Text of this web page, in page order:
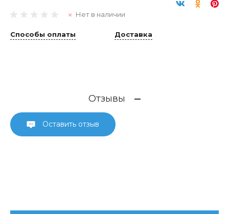
Нет в наличии
Способы оплаты Доставка
Отзывы
Оставить отзыв